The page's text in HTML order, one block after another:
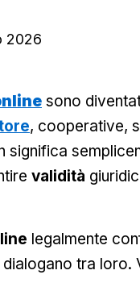
2026
sono
, cooperative,
significa
validità
legalmente
tra